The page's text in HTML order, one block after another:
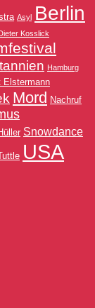
Asyl Berlin
Kosslick
Hamburg
Elstermann
Mord Nachruf
Snowdance
USA